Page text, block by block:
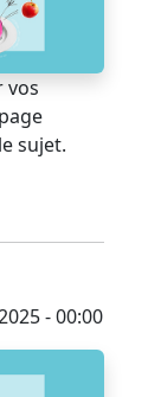
vos
sujet.
- 00:00